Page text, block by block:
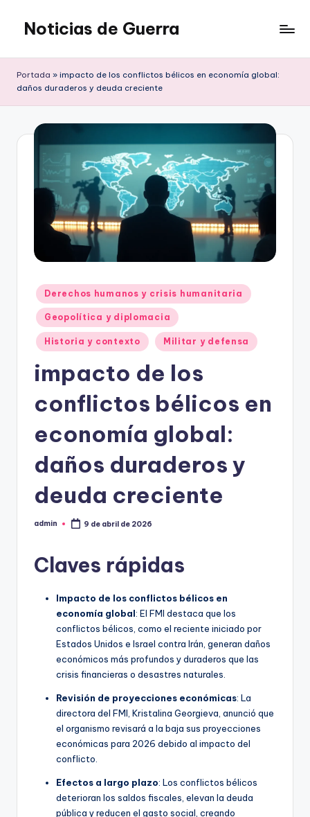
Saltar
contenido
Noticias de Guerra
Portada » impacto de los conflictos bélicos en economía global:
daños duraderos y deuda creciente
Publicado
en
Derechos humanos y crisis humanitaria
Geopolítica y diplomacia
Historia y contexto Militar y defensa
impacto de los
conflictos bélicos en
economía global:
daños duraderos y
deuda creciente
Publicado
admin 9 de abril de 2026
Claves rápidas
Impacto de los conflictos bélicos en
economía global: El FMI destaca que los
conflictos bélicos, como el reciente iniciado por
Estados Unidos e Israel contra Irán, generan daños
económicos más profundos y duraderos que las
crisis financieras o desastres naturales.
Revisión de proyecciones económicas: La
directora del FMI, Kristalina Georgieva, anunció que
el organismo revisará a la baja sus proyecciones
económicas para 2026 debido al impacto del
conflicto.
Efectos a largo plazo: Los conflictos bélicos
deterioran los saldos fiscales, elevan la deuda
pública y reducen el gasto social, creando